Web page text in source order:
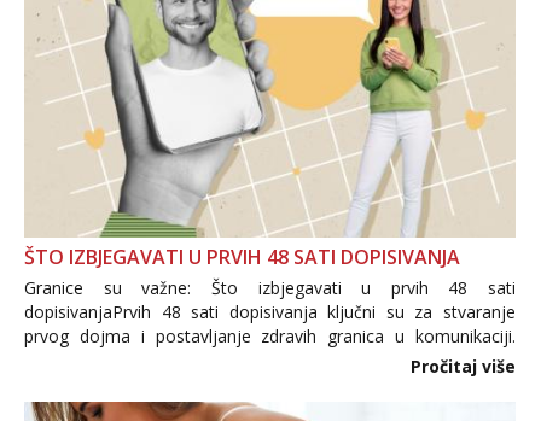
ŠTO IZBJEGAVATI U PRVIH 48 SATI DOPISIVANJA
Granice su važne: Što izbjegavati u prvih 48 sati
dopisivanjaPrvih 48 sati dopisivanja ključni su za stvaranje
prvog dojma i postavljanje zdravih granica u komunikaciji.
Važno je izbjeći prebrzo otkrivanje osobnih ili intimnih
informacija, jer nepoznata osoba još nije zaslužila to
povjerenje. Takođe...
Pročitaj više